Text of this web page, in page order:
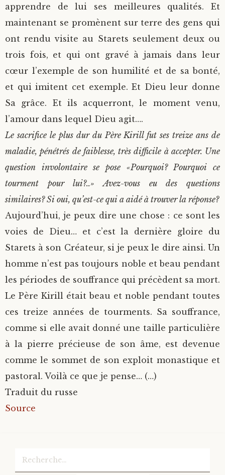
apprendre de lui ses meilleures qualités. Et
maintenant se promènent sur terre des gens qui
ont rendu visite au Starets seulement deux ou
trois fois, et qui ont gravé à jamais dans leur
cœur l’exemple de son humilité et de sa bonté,
et qui imitent cet exemple. Et Dieu leur donne
Sa grâce. Et ils acquerront, le moment venu,
l’amour dans lequel Dieu agit….
Le sacrifice le plus dur du Père Kirill fut ses treize ans de
maladie, pénétrés de faiblesse, très difficile à accepter. Une
question involontaire se pose «Pourquoi? Pourquoi ce
tourment pour lui?..» Avez-vous eu des questions
similaires? Si oui, qu’est-ce qui a aidé à trouver la réponse?
Aujourd’hui, je peux dire une chose : ce sont les
voies de Dieu… et c’est la dernière gloire du
Starets à son Créateur, si je peux le dire ainsi. Un
homme n’est pas toujours noble et beau pendant
les périodes de souffrance qui précèdent sa mort.
Le Père Kirill était beau et noble pendant toutes
ces treize années de tourments. Sa souffrance,
comme si elle avait donné une taille particulière
à la pierre précieuse de son âme, est devenue
comme le sommet de son exploit monastique et
pastoral. Voilà ce que je pense… (…)
Traduit du russe
Source